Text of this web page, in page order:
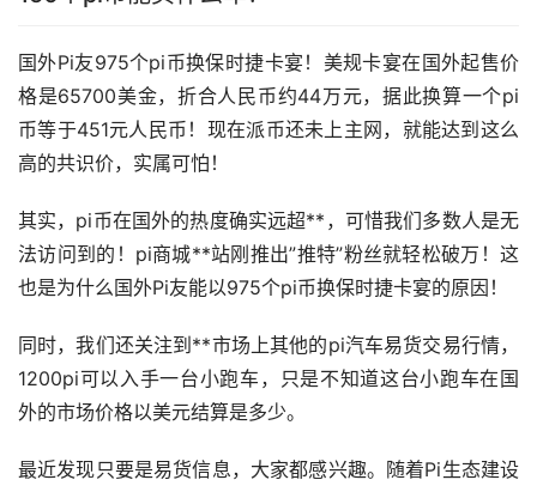
国外Pi友975个pi币换保时捷卡宴！美规卡宴在国外起售价
格是65700美金，折合人民币约44万元，据此换算一个pi
币等于451元人民币！现在派币还未上主网，就能达到这么
高的共识价，实属可怕！
其实，pi币在国外的热度确实远超**，可惜我们多数人是无
法访问到的！pi商城**站刚推出”推特”粉丝就轻松破万！这
也是为什么国外Pi友能以975个pi币换保时捷卡宴的原因！
同时，我们还关注到**市场 上其他的pi汽车易货交易行情，
1200pi可以入手一台小跑车，只是不知道这台小跑车在国
外的市场价格以美元结算是多少。
最近发现只要是易货信息，大家都感兴趣。随着Pi生态建设